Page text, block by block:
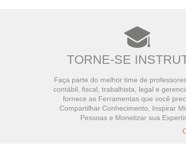
TORNE-SE
Faça parte do melhor time de
contábil, fiscal, trabalhista, legal e
fornece as Ferramentas que você
Compartilhar Conhecimento, Inspirar
Pessoas e Monetizar sua